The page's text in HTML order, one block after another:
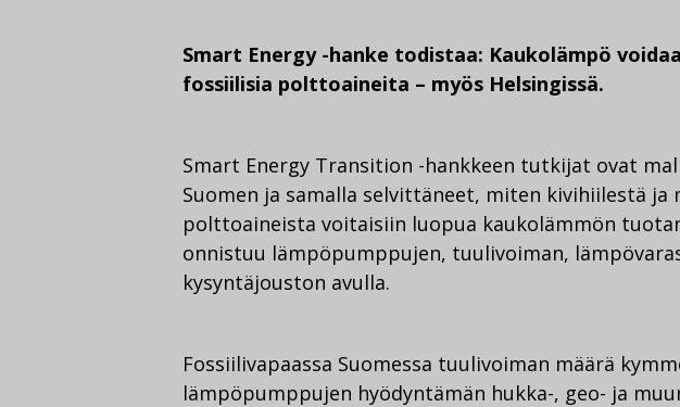
Smart Energy -hanke todistaa: Kaukolämpö
fossiilisia polttoaineita – myös Helsingissä.
Smart Energy Transition -hankkeen tutkijat ovat
Suomen ja samalla selvittäneet, miten kivihiilestä ja
polttoaineista voitaisiin luopua kaukolämmön
onnistuu lämpöpumppujen, tuulivoiman,
kysyntäjouston avulla.
Fossiilivapaassa Suomessa tuulivoiman määrä
lämpöpumppujen hyödyntämän hukka-, geo- ja